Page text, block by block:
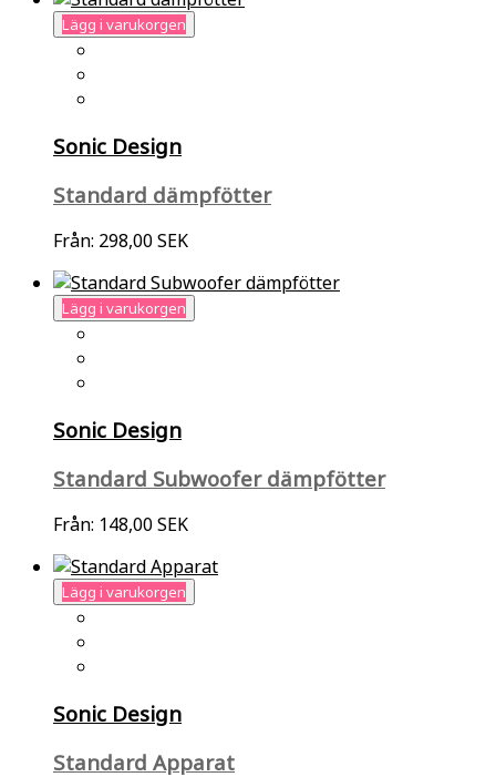
Lägg i varukorgen
Sonic Design
Standard dämpfötter
Från: 298,00 SEK
Lägg i varukorgen
Sonic Design
Standard Subwoofer dämpfötter
Från: 148,00 SEK
Lägg i varukorgen
Sonic Design
Standard Apparat